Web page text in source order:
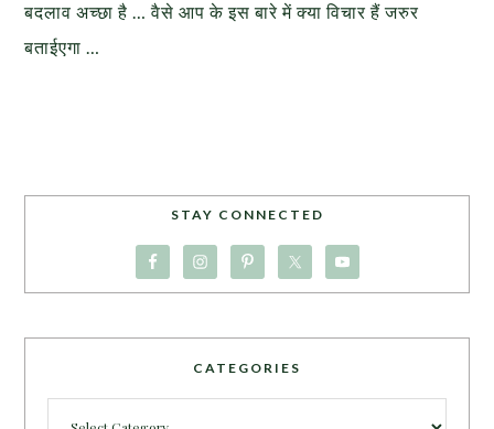
बदलाव अच्छा है … वैसे आप के इस बारे में क्या विचार हैं जरुर
बताईएगा …
STAY CONNECTED
CATEGORIES